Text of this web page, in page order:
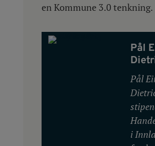
en Kommune 3.0 tenkning.
Pål
Pål
i